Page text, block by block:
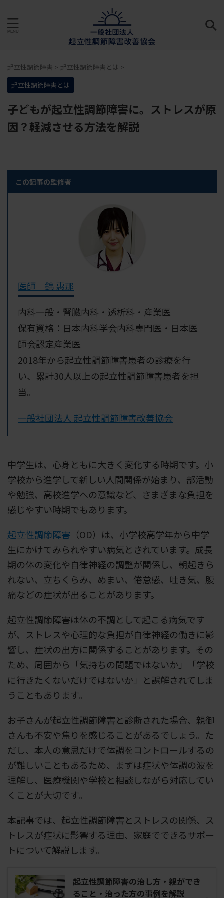
起立性調節障害 > 起立性調節障害とは >
起立性調節障害とは
子どもが起立性調節障害に。ストレスが原
因？軽減させる方法を解説
この記事の監修者
医師 錦 惠那
内科一般・腎臓内科・透析科・産業医
保有資格：日本内科学会内科専門医・日本医
師会認定産業医
2018年から起立性調節障害患者の診療を行
い、累計30人以上の起立性調節障害患者を担
当。
一般社団法人 起立性調節障害改善協会
中学生は、心身ともに大きく変化する時期です。小
学校から進学して新しい人間関係が始まり、部活動
や勉強、高校進学への意識など、さまざまな負担を
感じやすい時期でもあります。
起立性調節障害 （OD）は、小学校高学年から中学
生にかけてみられやすい病気とされています。成長
期の体の変化や自律神経の調整が関係し、朝起きら
れない、立ちくらみ、めまい、倦怠感、吐き気、腹
痛などの症状が出ることがあります。
起立性調節障害は体の不調として起こる病気です
が、ストレスや心理的な負担が自律神経の働きに影
響し、症状の出方に関係することがあります。その
ため、周囲から「気持ちの問題ではないか」「学校
に行きたくないだけではないか」と誤解されてしま
うこともあります。
お子さんが起立性調節障害と診断された場合、親御
さんも不安や焦りを感じることがあるでしょう。た
だし、本人の意思だけで体調をコントロールするの
が難しいこともあるため、まずは症状や体調の波を
理解し、医療機関や学校と相談しながら対応してい
くことが大切です。
本記事では、起立性調節障害とストレスの関係、ス
トレスが症状に影響する理由、家庭でできるサポー
トについて解説します。
起立性調節障害の治し方・親ができ
ること・治った方の事例を解説